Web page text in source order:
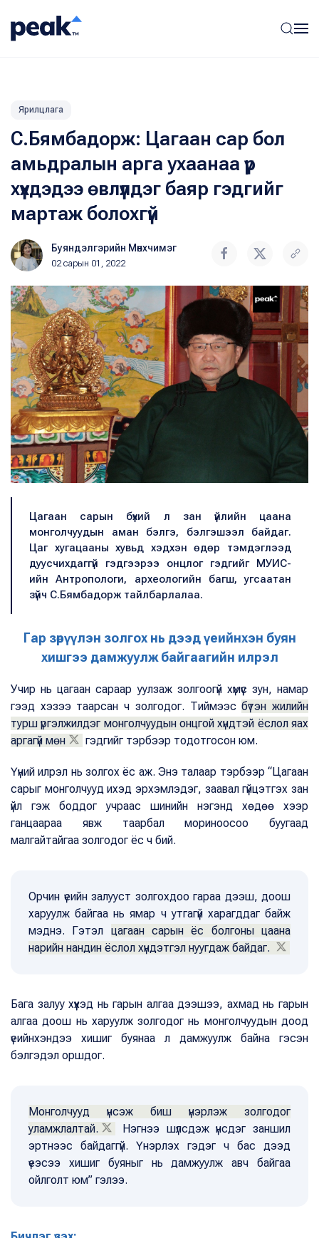
Ярилцлага
С.Бямбадорж: Цагаан сар бол
амьдралын арга ухаанаа үр
хүүхдэдээ өвлүүлдэг баяр гэдгийг
мартаж болохгүй
Буяндэлгэрийн Мөнхчимэг
02 сарын 01, 2022
Цагаан сарын бүхий л зан үйлийн цаана
монголчуудын аман бэлгэ, бэлгэшээл байдаг.
Цаг хугацааны хувьд хэдхэн өдөр тэмдэглээд
дуусчихдаггүй гэдгээрээ онцлог гэдгийг МУИС-
ийн Антропологи, археологийн багш, угсаатан
зүйч С.Бямбадорж тайлбарлалаа.
Гар зөрүүлэн золгох нь дээд үеийнхэн буян
хишгээ дамжуулж байгаагийн илрэл
Учир нь цагаан сараар уулзаж золгоогүй хүмүүс зун, намар
гээд хэзээ таарсан ч золгодог. Тиймээсбүтэн жилийн
турш үргэлжилдэг монголчуудын онцгой хүндтэй ёслол яах
аргагүй мөн
гэдгийг тэрбээр тодотгосон юм.
Үүний илрэл нь золгох ёс аж. Энэ талаар тэрбээр “Цагаан
сарыг монголчууд ихэд эрхэмлэдэг, заавал гүйцэтгэх зан
үйл гэж боддог учраас шинийн нэгэнд хөдөө хээр
ганцаараа явж таарбал мориноосоо буугаад
малгайтайгаа золгодог ёс ч бий.
Орчин үеийн залууст золгохдоо гараа дээш, доош
харуулж байгаа нь ямар ч утгагүй харагддаг байж
мэднэ. Гэтэл цагаан сарын ёс болгоны цаана
нарийн нандин ёслол хүндэтгэл нуугдаж байдаг.
Бага залуу хүүхэд нь гарын алгаа дээшээ, ахмад нь гарын
алгаа доош нь харуулж золгодог нь монголчуудын доод
үеийнхэндээ хишиг буянаа л дамжуулж байна гэсэн
бэлгэдэл оршдог.
Монголчууд үнсэж биш үнэрлэж золгодог
уламжлалтай.
Нэгнээ шүлсдэж үнсдэг заншил
эртнээс байдаггүй. Үнэрлэх гэдэг ч бас дээд
үеэсээ хишиг буяныг нь дамжуулж авч байгаа
ойлголт юм” гэлээ.